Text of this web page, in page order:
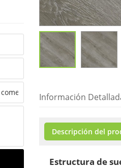
Información
Descripción del
Estructura de